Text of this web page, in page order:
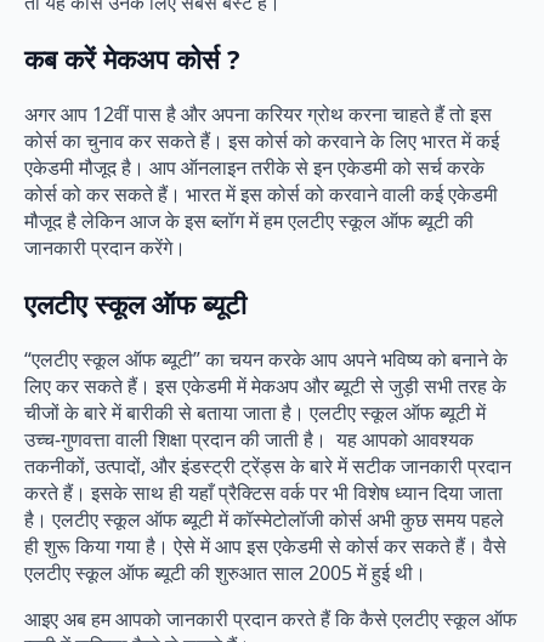
कब करें मेकअप कोर्स ?
अगर आप 12वीं पास है और अपना करियर ग्रोथ करना चाहते हैं तो इस
कोर्स का चुनाव कर सकते हैं। इस कोर्स को करवाने के लिए भारत में कई
एकेडमी मौजूद है। आप ऑनलाइन तरीके से इन एकेडमी को सर्च करके
कोर्स को कर सकते हैं। भारत में इस कोर्स को करवाने वाली कई एकेडमी
मौजूद है लेकिन आज के इस ब्लॉग में हम एलटीए स्कूल ऑफ ब्यूटी की
जानकारी प्रदान करेंगे।
एलटीए स्कूल ऑफ ब्यूटी
“एलटीए स्कूल ऑफ ब्यूटी” का चयन करके आप अपने भविष्य को बनाने के
लिए कर सकते हैं। इस एकेडमी में मेकअप और ब्यूटी से जुड़ी सभी तरह के
चीजों के बारे में बारीकी से बताया जाता है। एलटीए स्कूल ऑफ ब्यूटी में
उच्च-गुणवत्ता वाली शिक्षा प्रदान की जाती है। यह आपको आवश्यक
तकनीकों, उत्पादों, और इंडस्ट्री ट्रेंड्स के बारे में सटीक जानकारी प्रदान
करते हैं। इसके साथ ही यहाँ प्रैक्टिस वर्क पर भी विशेष ध्यान दिया जाता
है। एलटीए स्कूल ऑफ ब्यूटी में कॉस्मेटोलॉजी कोर्स अभी कुछ समय पहले
ही शुरू किया गया है। ऐसे में आप इस एकेडमी से कोर्स कर सकते हैं। वैसे
एलटीए स्कूल ऑफ ब्यूटी की शुरुआत साल 2005 में हुई थी।
आइए अब हम आपको जानकारी प्रदान करते हैं कि कैसे एलटीए स्कूल ऑफ